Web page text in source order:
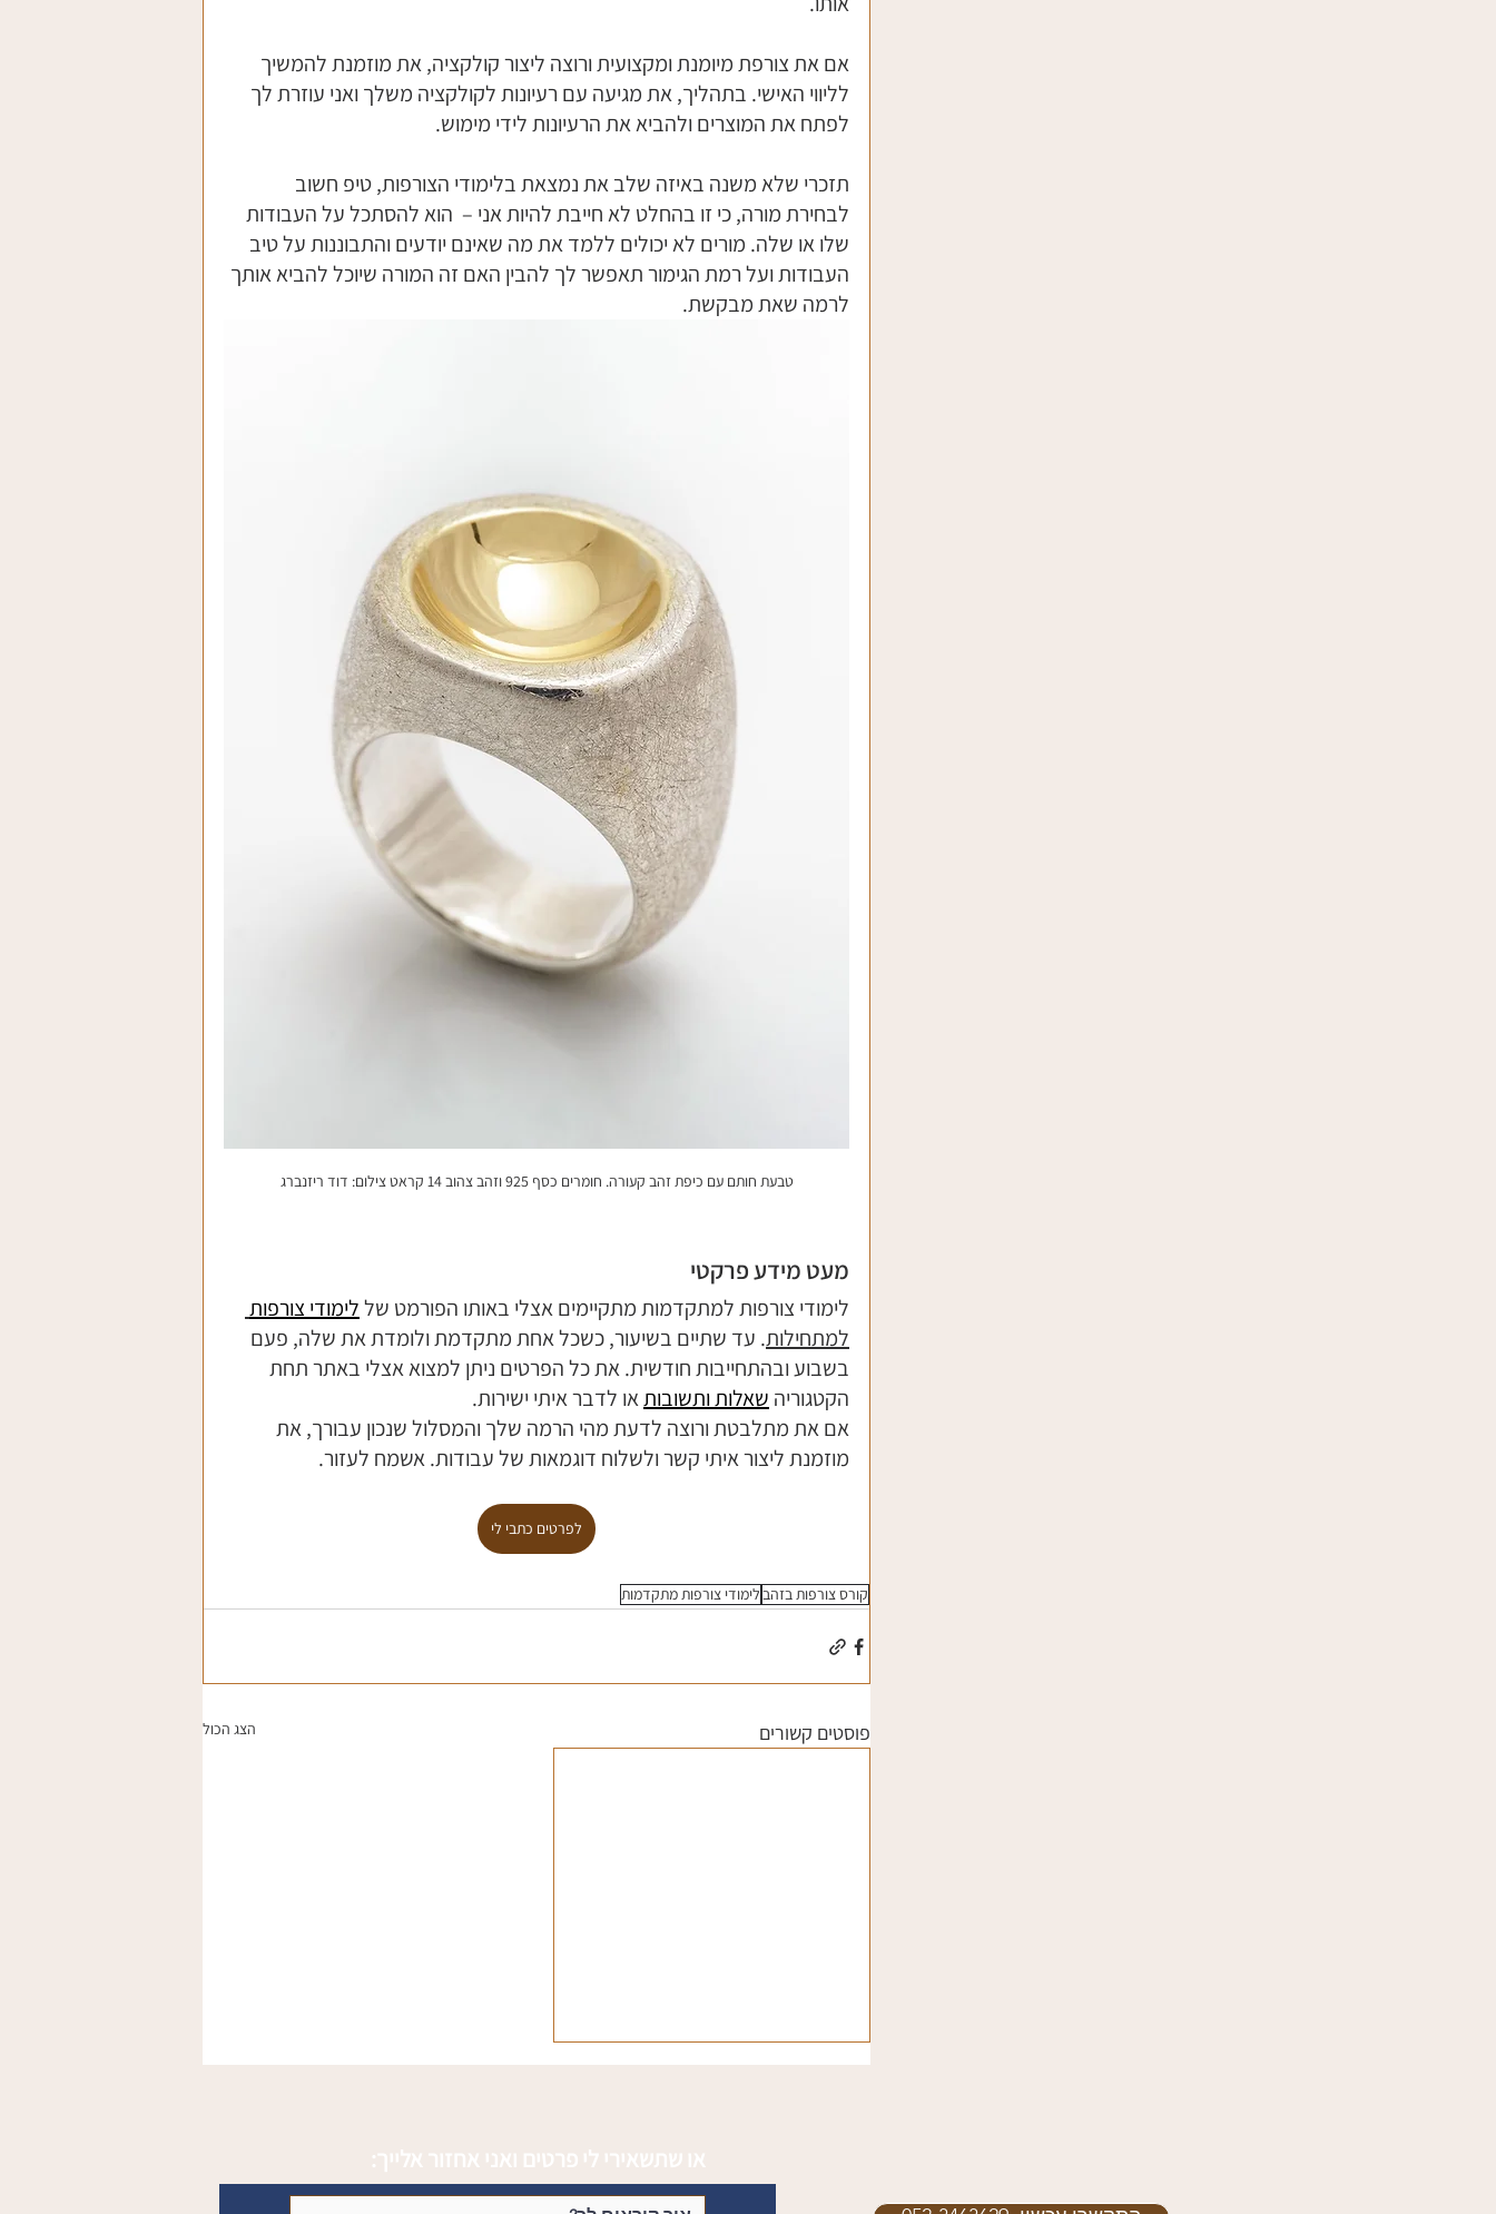
אם את צורפת מיומנת ומקצועית ורוצה ליצור קולקציה, את מוזמנת להמשיך
לליווי האישי. בתהליך, את מגיעה עם רעיונות לקולקציה משלך ואני עוזרת לך
לפתח את המוצרים ולהביא את הרעיונות לידי מימוש.
תזכרי שלא משנה באיזה שלב את נמצאת בלימודי הצורפות, טיפ חשוב
לבחירת מורה, כי זו בהחלט לא חייבת להיות אני –  הוא להסתכל על העבודות
שלו או שלה. מורים לא יכולים ללמד את מה שאינם יודעים והתבוננות על טיב
העבודות ועל רמת הגימור תאפשר לך להבין האם זה המורה שיוכל להביא אותך
לרמה שאת מבקשת.
טבעת חותם עם כיפת זהב קעורה. חומרים כסף 925 וזהב צהוב 14 קראט צילום: דוד ריזנברג
מעט מידע פרקטי
לימודי צורפות למתקדמות מתקיימים אצלי באותו הפורמט של לימודי צורפות
למתחילות. עד שתיים בשיעור, כשכל אחת מתקדמת ולומדת את שלה, פעם
בשבוע ובהתחייבות חודשית. את כל הפרטים ניתן למצוא אצלי באתר תחת
הקטגוריה שאלות ותשובות או לדבר איתי ישירות.
אם את מתלבטת ורוצה לדעת מהי הרמה שלך והמסלול שנכון עבורך, את
מוזמנת ליצור איתי קשר ולשלוח דוגמאות של עבודות. אשמח לעזור.
לפרטים כתבי לי
קורס צורפות בזהבלימודי צורפות מתקדמות
פוסטים קשורים הצג הכול
או שתשאירי לי פרטים ואני אחזור אלייך: